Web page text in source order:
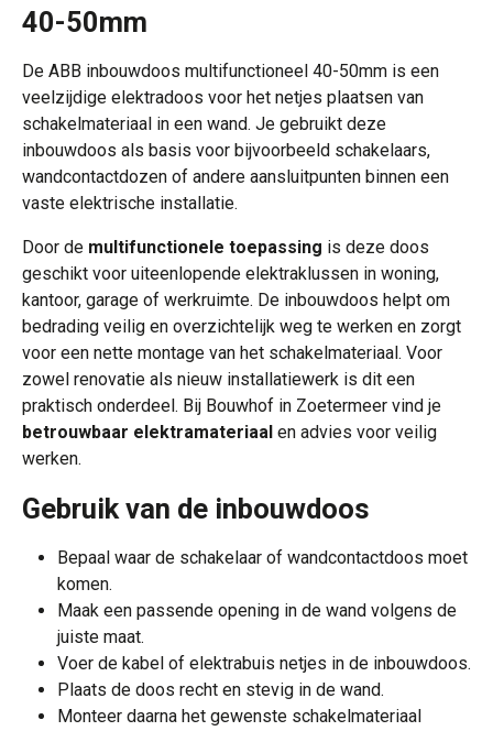
40-50mm
De ABB inbouwdoos multifunctioneel 40-50mm is een
veelzijdige elektradoos voor het netjes plaatsen van
schakelmateriaal in een wand. Je gebruikt deze
inbouwdoos als basis voor bijvoorbeeld schakelaars,
wandcontactdozen of andere aansluitpunten binnen een
vaste elektrische installatie.
Door de multifunctionele toepassing is deze doos
geschikt voor uiteenlopende elektraklussen in woning,
kantoor, garage of werkruimte. De inbouwdoos helpt om
bedrading veilig en overzichtelijk weg te werken en zorgt
voor een nette montage van het schakelmateriaal. Voor
zowel renovatie als nieuw installatiewerk is dit een
praktisch onderdeel. Bij Bouwhof in Zoetermeer vind je
betrouwbaar elektramateriaal en advies voor veilig
werken.
Gebruik van de inbouwdoos
Bepaal waar de schakelaar of wandcontactdoos moet
komen.
Maak een passende opening in de wand volgens de
juiste maat.
Voer de kabel of elektrabuis netjes in de inbouwdoos.
Plaats de doos recht en stevig in de wand.
Monteer daarna het gewenste schakelmateriaal